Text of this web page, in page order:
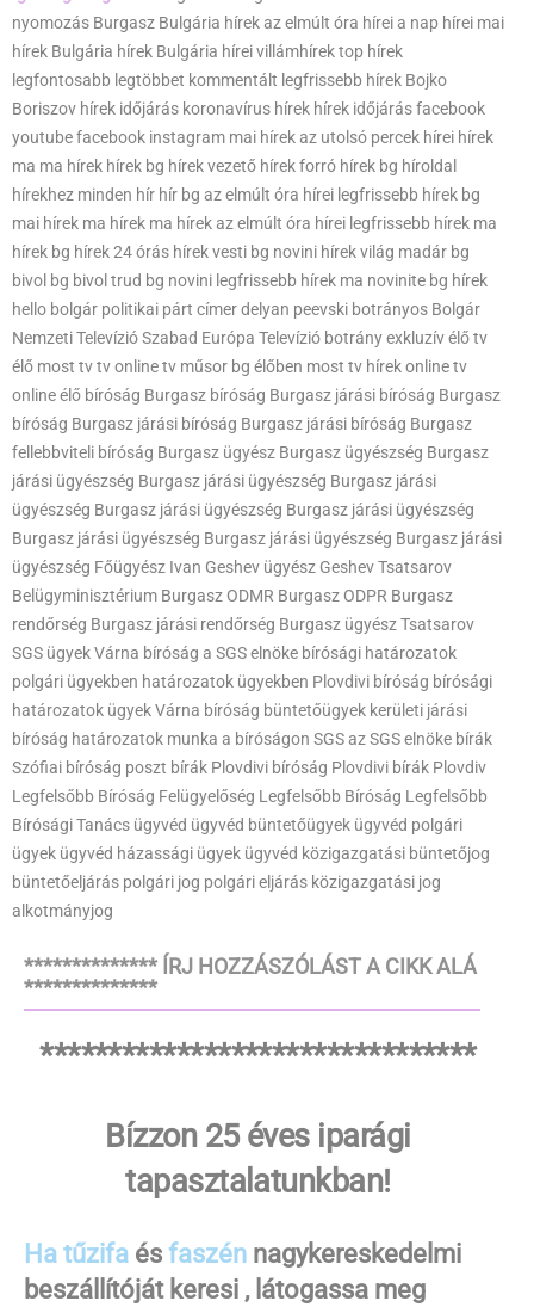
nyomozás Burgasz Bulgária hírek az elmúlt óra hírei a nap hírei mai
hírek Bulgária hírek Bulgária hírei villámhírek top hírek
legfontosabb legtöbbet kommentált legfrissebb hírek Bojko
Boriszov hírek időjárás koronavírus hírek hírek időjárás facebook
youtube facebook instagram mai hírek az utolsó percek hírei hírek
ma ma hírek hírek bg hírek vezető hírek forró hírek bg híroldal
hírekhez minden hír hír bg az elmúlt óra hírei legfrissebb hírek bg
mai hírek ma hírek ma hírek az elmúlt óra hírei legfrissebb hírek ma
hírek bg hírek 24 órás hírek vesti bg novini hírek világ madár bg
bivol bg bivol trud bg novini legfrissebb hírek ma novinite bg hírek
hello bolgár politikai párt címer delyan peevski botrányos Bolgár
Nemzeti Televízió Szabad Európa Televízió botrány exkluzív élő tv
élő most tv tv online tv műsor bg élőben most tv hírek online tv
online élő bíróság Burgasz bíróság Burgasz járási bíróság Burgasz
bíróság Burgasz járási bíróság Burgasz járási bíróság Burgasz
fellebbviteli bíróság Burgasz ügyész Burgasz ügyészség Burgasz
járási ügyészség Burgasz járási ügyészség Burgasz járási
ügyészség Burgasz járási ügyészség Burgasz járási ügyészség
Burgasz járási ügyészség Burgasz járási ügyészség Burgasz járási
ügyészség Főügyész Ivan Geshev ügyész Geshev Tsatsarov
Belügyminisztérium Burgasz ODMR Burgasz ODPR Burgasz
rendőrség Burgasz járási rendőrség Burgasz ügyész Tsatsarov
SGS ügyek Várna bíróság a SGS elnöke bírósági határozatok
polgári ügyekben határozatok ügyekben Plovdivi bíróság bírósági
határozatok ügyek Várna bíróság büntetőügyek kerületi járási
bíróság határozatok munka a bíróságon SGS az SGS elnöke bírák
Szófiai bíróság poszt bírák Plovdivi bíróság Plovdivi bírák Plovdiv
Legfelsőbb Bíróság Felügyelőség Legfelsőbb Bíróság Legfelsőbb
Bírósági Tanács ügyvéd ügyvéd büntetőügyek ügyvéd polgári
ügyek ügyvéd házassági ügyek ügyvéd közigazgatási büntetőjog
büntetőeljárás polgári jog polgári eljárás közigazgatási jog
alkotmányjog
************** ÍRJ HOZZÁSZÓLÁST A CIKK ALÁ
**************
********************************
Bízzon 25 éves iparági
tapasztalatunkban!
Ha tűzifa és faszén nagykereskedelmi
beszállítóját keresi , látogassa meg